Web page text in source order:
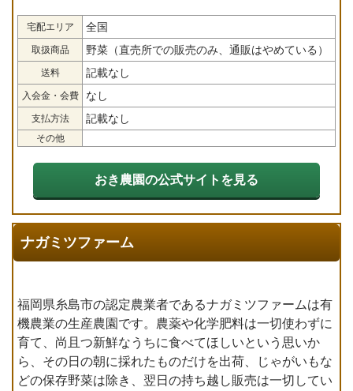
宅配エリア 全国
取扱商品 野菜（直売所での販売のみ、通販はやめている）
送料 記載なし
入会金・会費 なし
支払方法 記載なし
その他
おき農園の公式サイトを見る
ナガミツファーム
福岡県糸島市の認定農業者であるナガミツファームは有
機農業の生産農園です。農薬や化学肥料は一切使わずに
育て、尚且つ新鮮なうちに食べてほしいという思いか
ら、その日の朝に採れたものだけを出荷、じゃがいもな
どの保存野菜は除き、翌日の持ち越し販売は一切してい